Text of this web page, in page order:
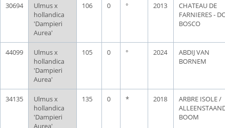
30694
Ulmus x
hollandica
'Dampieri
Aurea'
106 0 ° 2013
CHATEAU DE
FARNIERES -
BOSCO
44099
Ulmus x
hollandica
'Dampieri
Aurea'
105 0 ° 2024
ABDIJ VAN
BORNEM
34135
Ulmus x
hollandica
'Dampieri
Aurea'
135 0 * 2018
ARBRE ISOLE /
BOOM